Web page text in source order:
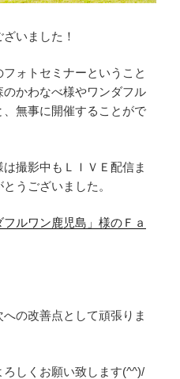
いました！
ォトセミナーということ
かわなべ様やワンダフル
無事に開催することがで
撮影中もＬＩＶＥ配信ま
うございました。
フルワン鹿児島」様のＦａ
の改善点として頑張りま
しくお願い致します(^^)/